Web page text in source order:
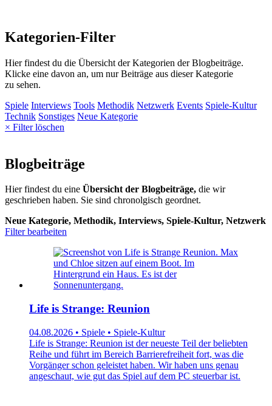
Kategorien-Filter
Hier findest du die Übersicht der Kategorien der Blogbeiträge.
Klicke eine davon an, um nur Beiträge aus dieser Kategorie
zu sehen.
Spiele Interviews Tools Methodik Netzwerk Events Spiele-Kultur
Technik Sonstiges Neue Kategorie
× Filter löschen
Blogbeiträge
Hier findest du eine Übersicht der Blogbeiträge, die wir
geschrieben haben. Sie sind chronolgisch geordnet.
Neue Kategorie, Methodik, Interviews, Spiele-Kultur, Netzwerk
Filter bearbeiten
Life is Strange: Reunion
04.08.2026 • Spiele • Spiele-Kultur
Life is Strange: Reunion ist der neueste Teil der beliebten
Reihe und führt im Bereich Barrierefreiheit fort, was die
Vorgänger schon geleistet haben. Wir haben uns genau
angeschaut, wie gut das Spiel auf dem PC steuerbar ist.